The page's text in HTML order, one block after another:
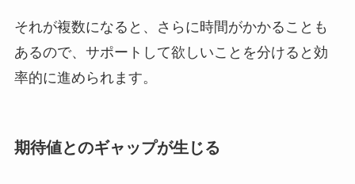
それが複数になると、さらに時間がかかることも
あるので、サポートして欲しいことを分けると効
率的に進められます。
期待値とのギャップが生じる